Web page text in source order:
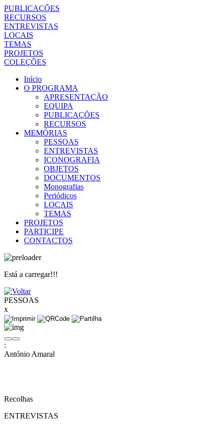
PUBLICAÇÕES
RECURSOS
ENTREVISTAS
LOCAIS
TEMAS
PROJETOS
COLEÇÕES
Início
O PROGRAMA
APRESENTAÇÃO
EQUIPA
PUBLICAÇÕES
RECURSOS
MEMÓRIAS
PESSOAS
ENTREVISTAS
ICONOGRAFIA
OBJETOS
DOCUMENTOS
Monografias
Periódicos
LOCAIS
TEMAS
PROJETOS
PARTICIPE
CONTACTOS
Está a carregar!!!
PESSOAS
x
:
António Amaral
Recolhas
ENTREVISTAS